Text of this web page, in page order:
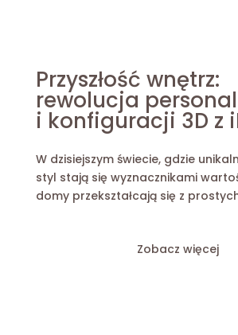
Przyszłość wnętrz:
rewolucja
i konfiguracji 3D z
W dzisiejszym świecie, gdzie
styl stają się wyznacznikami
domy przekształcają się z
Zobacz więcej